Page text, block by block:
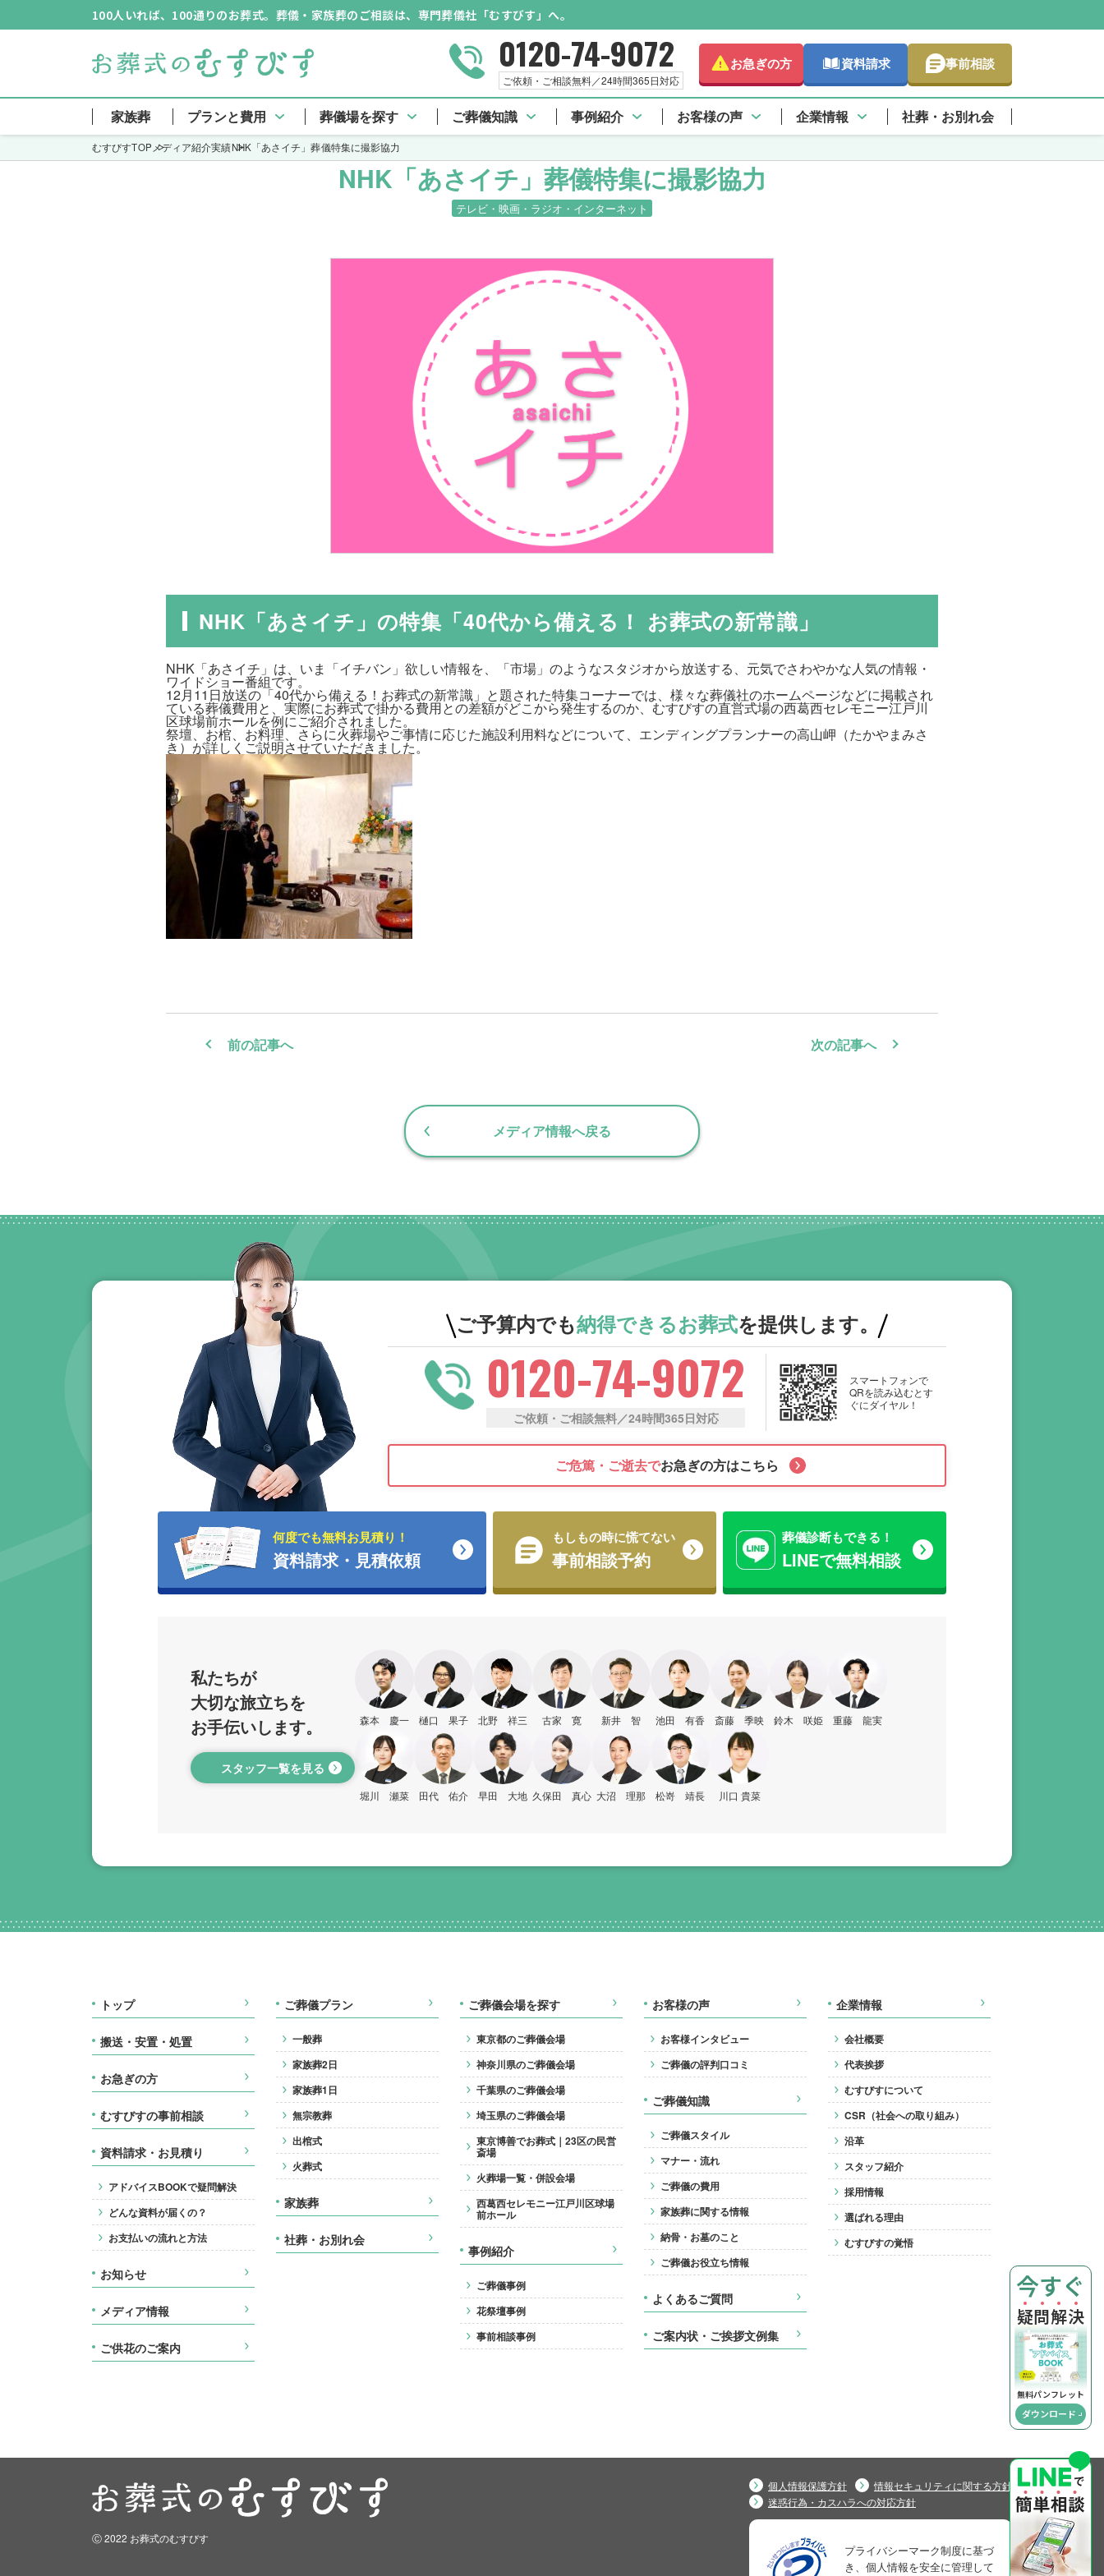
100人いれば、100通りのお葬式。葬儀・家族葬のご相談は、専門葬儀社「むすびす」へ。
0120-74-9072
ご依頼・ご相談無料／24時間365日対応
お急ぎの方 資料請求 事前相談
家族葬 プランと費用 葬儀場を探す ご葬儀知識 事例紹介 お客様の声 企業情報 社葬・お別れ会
むすびすTOP メディア紹介実績NHK「あさイチ」葬儀特集に撮影協力
NHK「あさイチ」葬儀特集に撮影協力
テレビ・映画・ラジオ・インターネット
NHK「あさイチ」の特集「40代から備える！ お葬式の新常識」
NHK「あさイチ」は、いま「イチバン」欲しい情報を、「市場」のようなスタジオから放送する、元気でさわやかな人気の情報・
ワイドショー番組です。
12月11日放送の「40代から備える！お葬式の新常識」と題された特集コーナーでは、様々な葬儀社のホームページなどに掲載され
ている葬儀費用と、実際にお葬式で掛かる費用との差額がどこから発生するのか、むすびすの直営式場の西葛西セレモニー江戸川
区球場前ホールを例にご紹介されました。
祭壇、お棺、お料理、さらに火葬場やご事情に応じた施設利用料などについて、エンディングプランナーの高山岬（たかやまみさ
き）が詳しくご説明させていただきました。
前の記事へ 次の記事へ
メディア情報へ戻る
ご予算内でも納得できるお葬式を提供します。
0120-74-9072
ご依頼・ご相談無料／24時間365日対応
スマートフォンで
QRを読み込むとす
ぐにダイヤル！
ご危篤・ご逝去でお急ぎの方はこちら
何度でも無料お見積り！
資料請求・ 見積依頼
もしもの時に慌てない
事前相談予約
葬儀診断もできる！
LINEで無料相談
私たちが
大切な旅立ちを
お手伝いします。
スタッフ一覧を見る
森本 慶一 樋口 果子 北野 祥三 古家 寛 新井 智 池田 有香 斎藤 季映 鈴木 咲姫 重藤 龍実
堀川 瀬菜 田代 佑介 早田 大地 久保田 真心 大沼 理那 松嵜 靖長 川口 貴菜
トップ
搬送・安置・処置
お急ぎの方
むすびすの事前相談
資料請求・お見積り
アドバイスBOOKで疑問解決
どんな資料が届くの？
お支払いの流れと方法
お知らせ
メディア情報
ご供花のご案内
ご葬儀プラン
一般葬
家族葬2日
家族葬1日
無宗教葬
出棺式
火葬式
家族葬
社葬・お別れ会
ご葬儀会場を探す
東京都のご葬儀会場
神奈川県のご葬儀会場
千葉県のご葬儀会場
埼玉県のご葬儀会場
東京博善でお葬式｜23区の民営
斎場
火葬場一覧・併設会場
西葛西セレモニー江戸川区球場
前ホール
事例紹介
ご葬儀事例
花祭壇事例
事前相談事例
お客様の声
お客様インタビュー
ご葬儀の評判口コミ
ご葬儀知識
ご葬儀スタイル
マナー・流れ
ご葬儀の費用
家族葬に関する情報
納骨・お墓のこと
ご葬儀お役立ち情報
よくあるご質問
ご案内状・ご挨拶文例集
企業情報
会社概要
代表挨拶
むすびすについて
CSR（社会への取り組み）
沿革
スタッフ紹介
採用情報
選ばれる理由
むすびすの覚悟
Ⓒ 2022 お葬式のむすびす
個人情報保護方針
情報セキュリティに関する方針
迷惑行為・カスハラへの対応方針
プライバシーマーク制度に基づ
き、個人情報を安全に管理して
今すぐ
疑問解決
無料パンフレット
ダウンロード